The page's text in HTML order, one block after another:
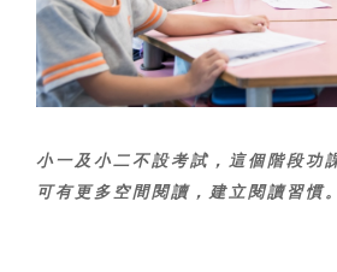
小一及小二不設考試，這個階段功
可有更多空間閱讀，建立閱讀習慣。